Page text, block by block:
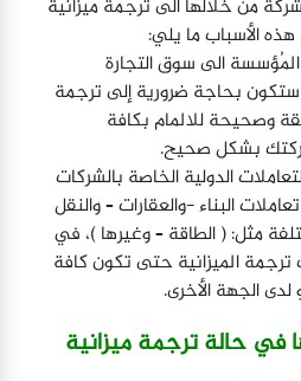
من خلالها الى ترجمة ميزانية
الأسباب ما يلي:
الى سوق التجارة
ستكون بحاجة ضرورية إلى ترجمة
وصحيحة للالمام بكافة
بشكل صحيح.
الدولية الخاصة بالشركات
البناء -والعقارات – والنقل
مثل: ( الطاقة – وغيرها )، في
الميزانية حتى تكون كافة
الجهة الأخرى.
في حالة ترجمة ميزانية